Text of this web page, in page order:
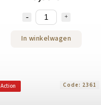
In winkelwagen
Action Code: 2361